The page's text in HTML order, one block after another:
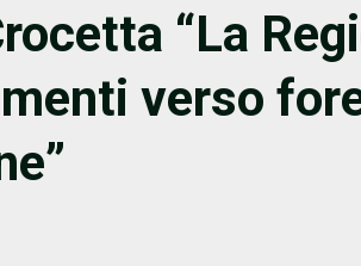
“La
verso